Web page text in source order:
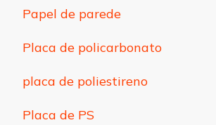
Papel de parede
Placa de policarbonato
placa de poliestireno
Placa de PS